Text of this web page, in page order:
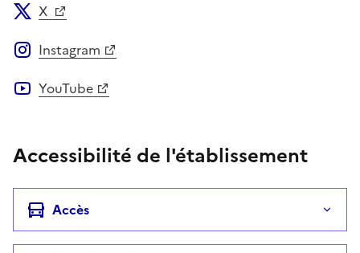
X
Instagram
YouTube
Accessibilité de l'établissement
Accès